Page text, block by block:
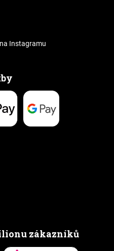
Instagramu
zákazníků